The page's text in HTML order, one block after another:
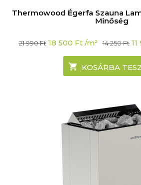
Thermowood Égerfa Szauna
Minőség
21 990Ft Original
was:
990 Ft.
18 500 FtCurrent
is:
18
500 Ft.
/m² 14 250Ft
KOSÁRBA